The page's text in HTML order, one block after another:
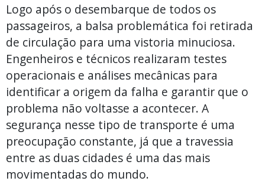
Logo após o desembarque de todos os
passageiros, a balsa problemática foi retirada
de circulação para uma vistoria minuciosa.
Engenheiros e técnicos realizaram testes
operacionais e análises mecânicas para
identificar a origem da falha e garantir que o
problema não voltasse a acontecer. A
segurança nesse tipo de transporte é uma
preocupação constante, já que a travessia
entre as duas cidades é uma das mais
movimentadas do mundo.